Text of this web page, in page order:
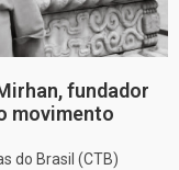
fundador
movimento
do Brasil (CTB)